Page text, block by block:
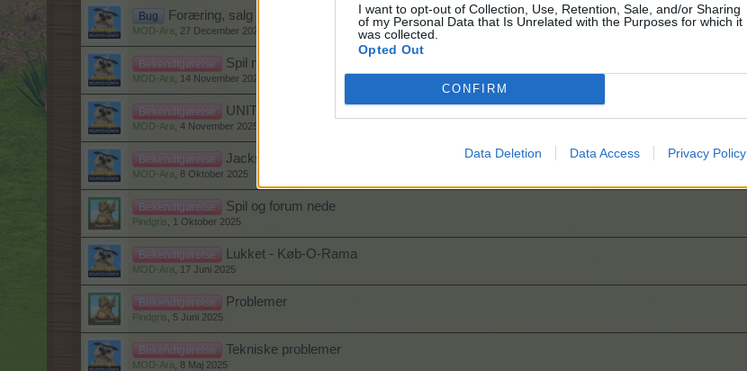
I want to opt-out of Collection, Use, Retention, Sale, and/or Sharing
of my Personal Data that Is Unrelated with the Purposes for which it
was collected.
Opted Out
CONFIRM
Data Deletion Data Access Privacy Policy
Bug Foræring, salg og bytte problemer
MOD-Ara 27 December 2025
Bekendtgørelse Spil nede 14/11 2025
MOD-Ara 14 November 2025
Bekendtgørelse UNITY version opdatering!
MOD-Ara 4 November 2025
Bekendtgørelse Jacks shop og lade opdatering
MOD-Ara 8 Oktober 2025
Bekendtgørelse Spil og forum nede
Pindgris 1 Oktober 2025
Bekendtgørelse Lukket - Køb-O-Rama
MOD-Ara 17 Juni 2025
Bekendtgørelse Problemer
Pindgris 5 Juni 2025
Bekendtgørelse Tekniske problemer
MOD-Ara 8 Maj 2025